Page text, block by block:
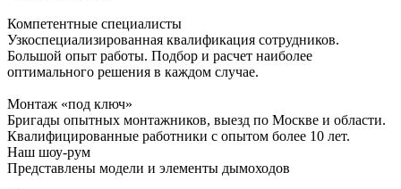
Компетентные специалисты
Узкоспециализированная квалификация сотрудников.
Большой опыт работы. Подбор и расчет наиболее
оптимального решения в каждом случае.
Монтаж «под ключ»
Бригады опытных монтажников, выезд по Москве и области.
Квалифицированные работники с опытом более 10 лет.
Наш шоу-рум
Представлены модели и элементы дымоходов